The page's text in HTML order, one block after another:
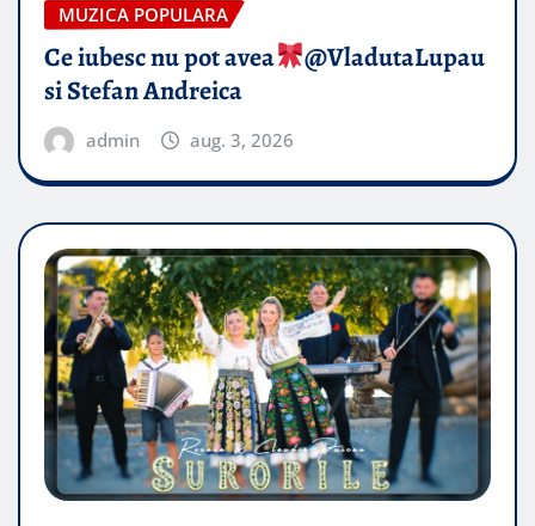
MUZICA POPULARA
Ce iubesc nu pot avea
​@VladutaLupau
si Stefan Andreica
admin aug. 3, 2026